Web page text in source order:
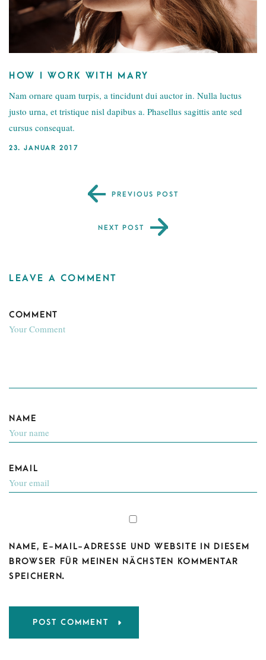
HOW I WORK WITH MARY
Nam ornare quam turpis, a tincidunt dui auctor in. Nulla luctus
justo urna, et tristique nisl dapibus a. Phasellus sagittis ante sed
cursus consequat.
23. JANUAR 2017
PREVIOUS POST
NEXT POST
LEAVE A COMMENT
COMMENT
NAME
EMAIL
NAME, E-MAIL-ADRESSE UND WEBSITE IN DIESEM
BROWSER FÜR MEINEN NÄCHSTEN KOMMENTAR
SPEICHERN.